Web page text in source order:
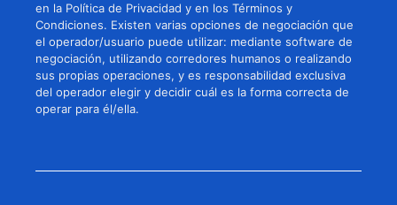
en la Política de Privacidad y en los Términos y
Condiciones. Existen varias opciones de negociación que
el operador/usuario puede utilizar: mediante software de
negociación, utilizando corredores humanos o realizando
sus propias operaciones, y es responsabilidad exclusiva
del operador elegir y decidir cuál es la forma correcta de
operar para él/ella.